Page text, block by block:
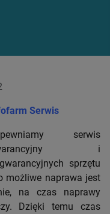
Serwis
serwis
i
sprzętu
możliwe naprawa jest
na czas naprawy
Dzięki temu czas